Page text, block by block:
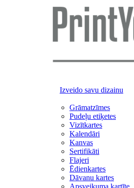
Izveido savu dizainu
Grāmatzīmes
Pudeļu etiķetes
Vizītkartes
Kalendāri
Kanvas
Sertifikāti
Flajeri
Ēdienkartes
Dāvanu kartes
Apsveikuma kartīte